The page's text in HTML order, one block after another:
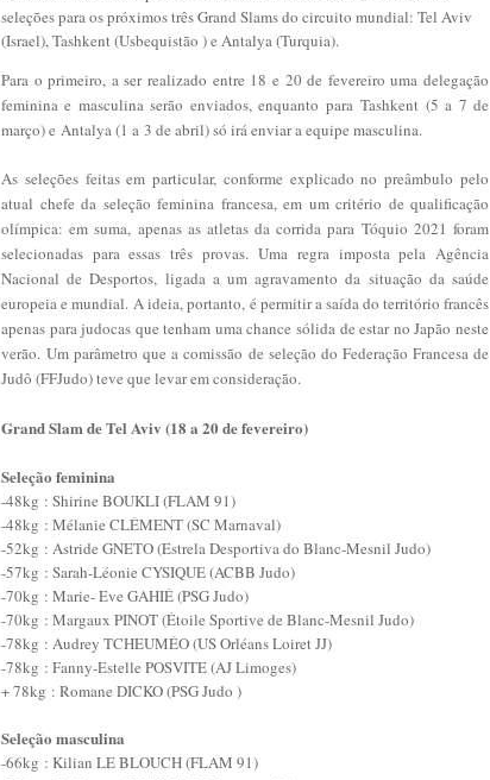
seleções para os próximos três Grand Slams do circuito mundial: Tel Aviv
(Israel), Tashkent (Usbequistão ) e Antalya (Turquia).
Para o primeiro, a ser realizado entre 18 e 20 de fevereiro uma delegação
feminina e masculina serão enviados, enquanto paraTashkent (5 a 7 de
março) e Antalya (1 a 3 de abril) só irá enviar a equipe masculina.
As seleções feitas em particular, conforme explicado no preâmbulo pelo
atual chefe da seleção feminina francesa, em um critério de qualificação
olímpica: em suma, apenas as atletas da corrida para Tóquio 2021 foram
selecionadas para essas três provas.Uma regra imposta pela Agência
Nacional de Desportos, ligada a um agravamento da situação da saúde
europeia e mundial. A ideia, portanto, é permitir a saída do território francês
apenas para judocas que tenham uma chance sólida de estar no Japão neste
verão.Um parâmetro que a comissão de seleção do Federação Francesa de
Judô (FFJudo) teve que levar em consideração.
Grand Slam de Tel Aviv (18 a 20 de fevereiro)
Seleção feminina
-48kg : Shirine BOUKLI (FLAM 91)
-48kg : Mélanie CLÉMENT (SC Marnaval)
-52kg : Astride GNETO (Estrela Desportiva do Blanc-Mesnil Judo)
-57kg : Sarah-Léonie CYSIQUE (ACBB Judo)
-70kg : Marie- Eve GAHIÉ (PSG Judo)
-70kg : Margaux PINOT (Étoile Sportive de Blanc-Mesnil Judo)
-78kg : Audrey TCHEUMÉO (US Orléans Loiret JJ)
-78kg : Fanny-Estelle POSVITE (AJ Limoges)
+ 78kg : Romane DICKO (PSG Judo )
Seleção masculina
-66kg : Kilian LE BLOUCH (FLAM 91)